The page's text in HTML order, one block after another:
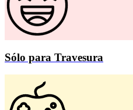
Sólo para Travesura